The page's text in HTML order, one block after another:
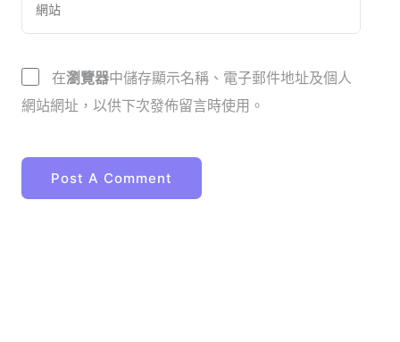
在瀏覽器中儲存顯示名稱、電子郵件地址及個人
網站網址，以供下次發佈留言時使用。